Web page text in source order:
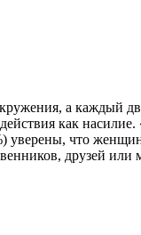
а каждый
как насилие.
уверены, что
друзей или